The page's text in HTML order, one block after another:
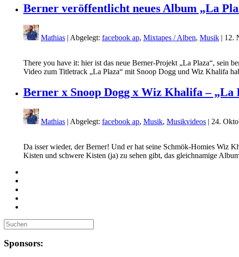
Berner veröffentlicht neues Album „La
Mathias | Abgelegt: facebook ap, Mixtapes / Alben, Musik | 12.
There you have it: hier ist das neue Berner-Projekt „La Plaza“, sein
Video zum Titletrack „La Plaza“ mit Snoop Dogg und Wiz Khalifa
Berner x Snoop Dogg x Wiz Khalifa – „La
Mathias | Abgelegt: facebook ap, Musik, Musikvideos | 24.
Da isser wieder, der Berner! Und er hat seine Schmök-Homies Wiz
Kisten und schwere Kisten (ja) zu sehen gibt, das gleichnamige
Sponsors: